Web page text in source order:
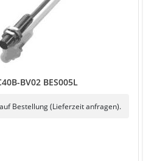
BV02 BES005L
Bestellung (Lieferzeit anfragen).